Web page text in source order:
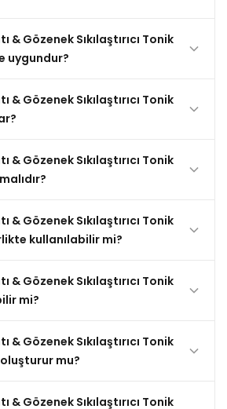
& Gözenek Sıkılaştırıcı Tonik
uygundur?
& Gözenek Sıkılaştırıcı Tonik
& Gözenek Sıkılaştırıcı Tonik
& Gözenek Sıkılaştırıcı Tonik
kullanılabilir mi?
& Gözenek Sıkılaştırıcı Tonik
mi?
& Gözenek Sıkılaştırıcı Tonik
mu?
& Gözenek Sıkılaştırıcı Tonik